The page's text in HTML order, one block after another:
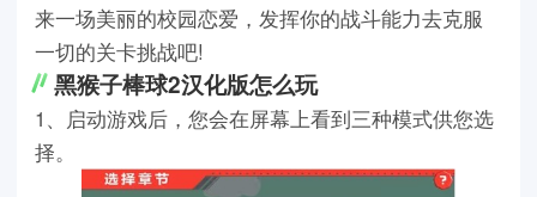
来一场美丽的校园恋爱，发挥你的战斗能力去克服
一切的关卡挑战吧!
黑猴子棒球2汉化版怎么玩
1、启动游戏后，您会在屏幕上看到三种模式供您选
择。